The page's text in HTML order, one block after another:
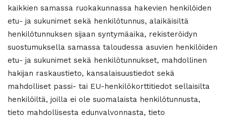
kaikkien samassa ruokakunnassa hakevien henkilöiden
etu- ja sukunimet sekä henkilötunnus, alaikäisiltä
henkilötunnuksen sijaan syntymäaika, rekisteröidyn
suostumuksella samassa taloudessa asuvien henkilöiden
etu- ja sukunimet sekä henkilötunnukset, mahdollinen
hakijan raskaustieto, kansalaisuustiedot sekä
mahdolliset passi- tai EU-henkilökorttitiedot sellaisilta
henkilöiltä, joilla ei ole suomalaista henkilötunnusta,
tieto mahdollisesta edunvalvonnasta, tieto